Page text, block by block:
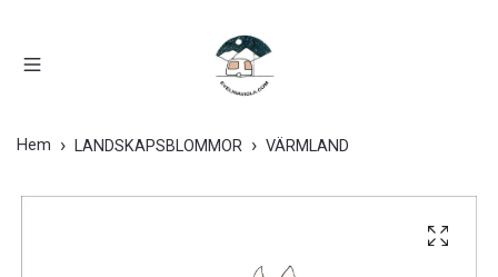
Hem LANDSKAPSBLOMMOR VÄRMLAND